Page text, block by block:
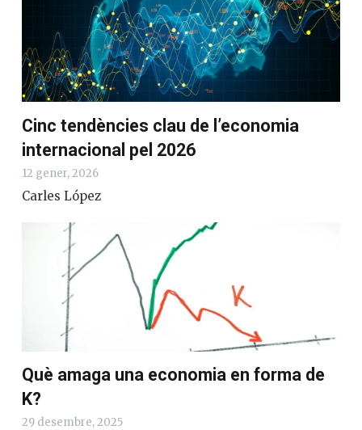
Cinc tendències clau de l’economia
internacional pel 2026
12 gener, 2026
Carles López
Què amaga una economia en forma de
K?
29 desembre, 2025